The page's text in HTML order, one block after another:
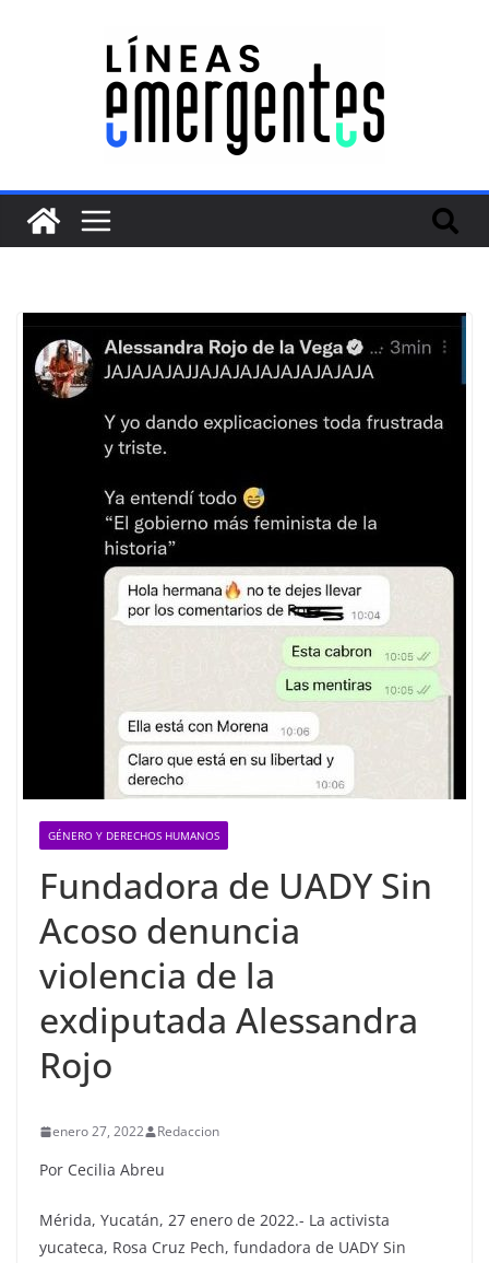
GÉNERO Y DERECHOS HUMANOS
Fundadora de UADY Sin
Acoso denuncia
violencia de la
exdiputada Alessandra
Rojo
enero 27, 2022 Redaccion
Por Cecilia Abreu
Mérida, Yucatán, 27 enero de 2022.- La activista
yucateca, Rosa Cruz Pech, fundadora de UADY Sin